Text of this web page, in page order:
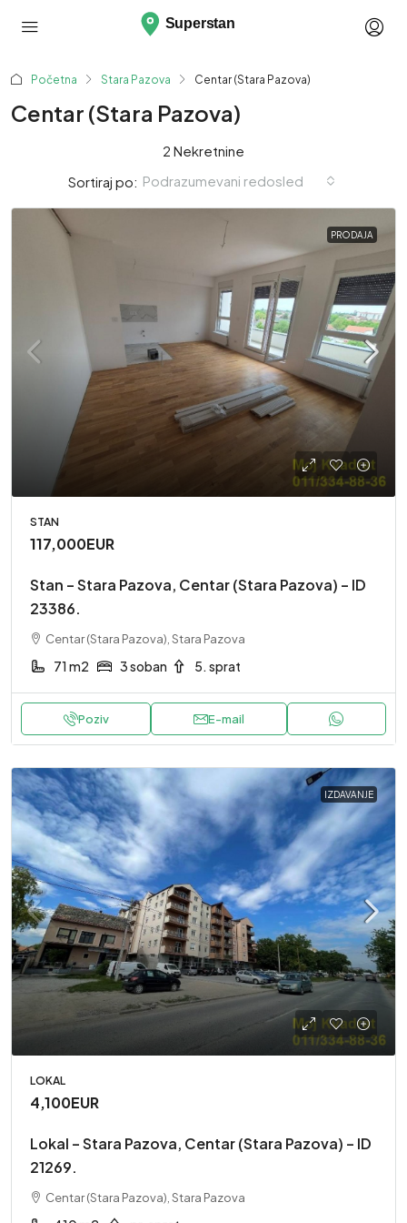
Početna Stara Pazova Centar (Stara Pazova)
Centar (Stara Pazova)
2 Nekretnine
Sortiraj po: Podrazumevani redosled
PRODAJA
STAN
117,000EUR
Stan – Stara Pazova, Centar (Stara Pazova) – ID
23386.
Centar (Stara Pazova), Stara Pazova
71 m2 3 soban 5. sprat
Poziv E-mail
IZDAVANJE
LOKAL
4,100EUR
Lokal – Stara Pazova, Centar (Stara Pazova) – ID
21269.
Centar (Stara Pazova), Stara Pazova